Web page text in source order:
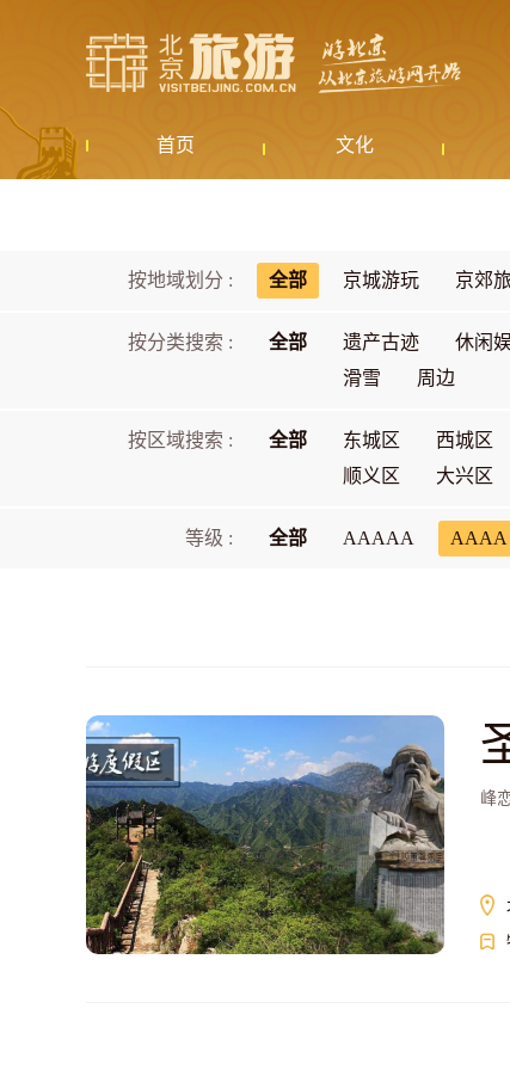
首页 文化
按地域划分 : 全部 京城游玩 京郊
按分类搜索 : 全部 遗产古迹 休闲
滑雪
周边
按区域搜索 : 全部 东城区 西城区
顺义区
大兴区
等级 : 全部 AAAAA AAAA
峰